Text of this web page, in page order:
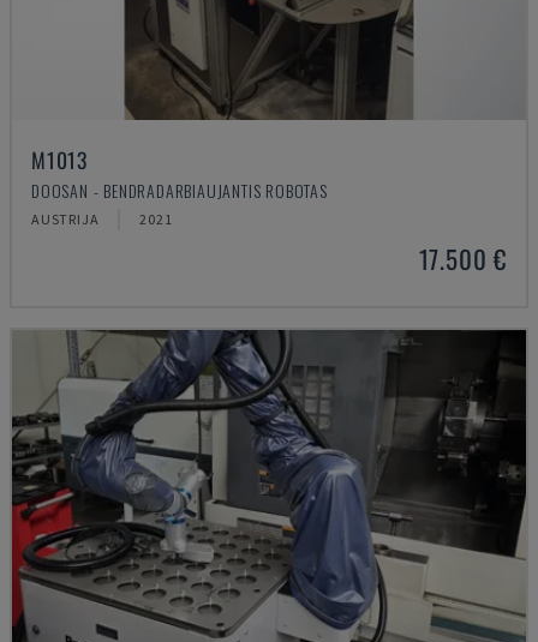
M1013
DOOSAN - BENDRADARBIAUJANTIS ROBOTAS
AUSTRIJA 2021
17.500 €